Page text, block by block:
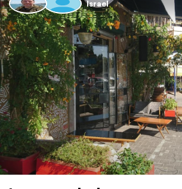
Israel